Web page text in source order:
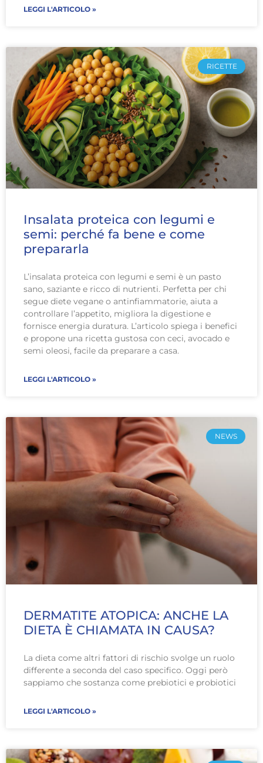
LEGGI L'ARTICOLO »
RICETTE
Insalata proteica con legumi e
semi: perché fa bene e come
prepararla
L’insalata proteica con legumi e semi è un pasto
sano, saziante e ricco di nutrienti. Perfetta per chi
segue diete vegane o antinfiammatorie, aiuta a
controllare l’appetito, migliora la digestione e
fornisce energia duratura. L’articolo spiega i benefici
e propone una ricetta gustosa con ceci, avocado e
semi oleosi, facile da preparare a casa.
LEGGI L'ARTICOLO »
NEWS
DERMATITE ATOPICA: ANCHE LA
DIETA È CHIAMATA IN CAUSA?
La dieta come altri fattori di rischio svolge un ruolo
differente a seconda del caso specifico. Oggi però
sappiamo che sostanza come prebiotici e probiotici
LEGGI L'ARTICOLO »